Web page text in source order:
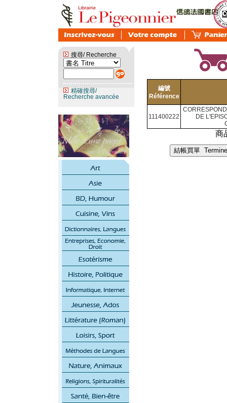
搜尋/ Recherche
精確搜尋/
Recherche avancée
編號
Référence
111400222
DE
商